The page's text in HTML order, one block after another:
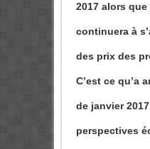
2017 alors
continuera à
des prix des
C’est ce qu’a
de janvier
perspectives